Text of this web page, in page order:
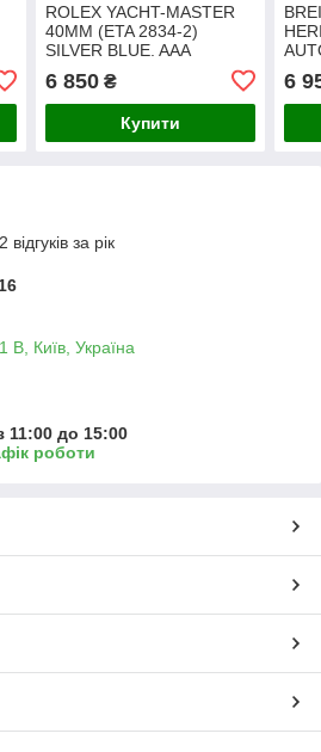
ROLEX YACHT-MASTER
40MM (ETA 2834-2)
SILVER BLUE. AAA
6 850₴
Купити
6
за рік
Київ, Україна
11:00 до 15:00
роботи